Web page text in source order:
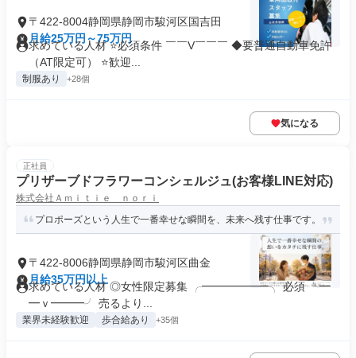
〒422-8004静岡県静岡市駿河区国吉田
月給25万円～75万円
求めている人材 ⭐必須条件 ￣￣V￣￣￣ ◆要普通自動車免許
（AT限定可） ⭐歓迎...
制服あり +28個
気になる
正社員
プリザーブドフラワーコンシェルジュ(お客様LINE対応)
株式会社Ａｍｉｔｉｅ ｎｏｒｉ
プロポーズという人生で一番幸せな瞬間を、未来へ残す仕事です。
〒422-8006静岡県静岡市駿河区曲金
月給35万円以上
求めている人材 ◎女性限定募集 ╭━━━━━━╮ 必須 ╰━
━ｖ━━━╯ 売るより...
業界未経験歓迎 歩合給あり +35個